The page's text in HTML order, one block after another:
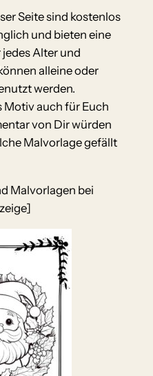
Seite sind kostenlos
und bieten eine
Alter und
alleine oder
werden.
Motiv auch für Euch
von Dir würden
Malvorlage gefällt
Malvorlagen bei